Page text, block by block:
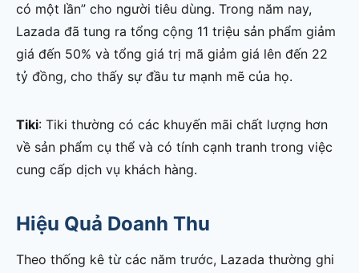
có một lần” cho người tiêu dùng. Trong năm nay,
Lazada đã tung ra tổng cộng 11 triệu sản phẩm giảm
giá đến 50% và tổng giá trị mã giảm giá lên đến 22
tỷ đồng, cho thấy sự đầu tư mạnh mẽ của họ.
Tiki: Tiki thường có các khuyến mãi chất lượng hơn
về sản phẩm cụ thể và có tính cạnh tranh trong việc
cung cấp dịch vụ khách hàng.
Hiệu Quả Doanh Thu
Theo thống kê từ các năm trước, Lazada thường ghi